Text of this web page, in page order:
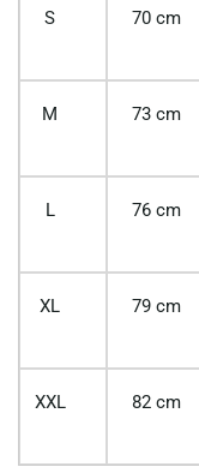
S 70 cm
M 73 cm
L 76 cm
XL 79 cm
XXL 82 cm